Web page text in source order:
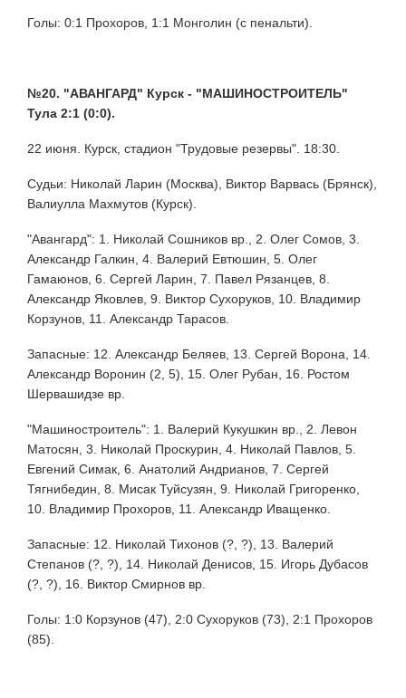
Голы: 0:1 Прохоров, 1:1 Монголин (с пенальти).
№20. "АВАНГАРД" Курск - "МАШИНОСТРОИТЕЛЬ"
Тула 2:1 (0:0).
22 июня. Курск, стадион "Трудовые резервы". 18:30.
Судьи: Николай Ларин (Москва), Виктор Варвась (Брянск),
Валиулла Махмутов (Курск).
"Авангард": 1. Николай Сошников вр., 2. Олег Сомов, 3.
Александр Галкин, 4. Валерий Евтюшин, 5. Олег
Гамаюнов, 6. Сергей Ларин, 7. Павел Рязанцев, 8.
Александр Яковлев, 9. Виктор Сухоруков, 10. Владимир
Корзунов, 11. Александр Тарасов.
Запасные: 12. Александр Беляев, 13. Сергей Ворона, 14.
Александр Воронин (2, 5), 15. Олег Рубан, 16. Ростом
Шервашидзе вр.
"Машиностроитель": 1. Валерий Кукушкин вр., 2. Левон
Матосян, 3. Николай Проскурин, 4. Николай Павлов, 5.
Евгений Симак, 6. Анатолий Андрианов, 7. Сергей
Тягнибедин, 8. Мисак Туйсузян, 9. Николай Григоренко,
10. Владимир Прохоров, 11. Александр Иващенко.
Запасные: 12. Николай Тихонов (?, ?), 13. Валерий
Степанов (?, ?), 14. Николай Денисов, 15. Игорь Дубасов
(?, ?), 16. Виктор Смирнов вр.
Голы: 1:0 Корзунов (47), 2:0 Сухоруков (73), 2:1 Прохоров
(85).